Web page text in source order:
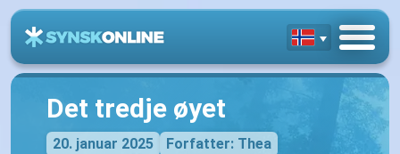
Det tredje øyet
20. januar 2025 Forfatter: Thea